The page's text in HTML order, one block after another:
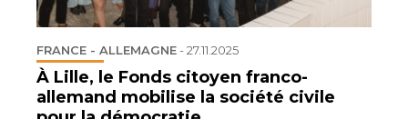
FRANCE - ALLEMAGNE-27.11.2025
À Lille, le Fonds citoyen franco-
allemand mobilise la société civile